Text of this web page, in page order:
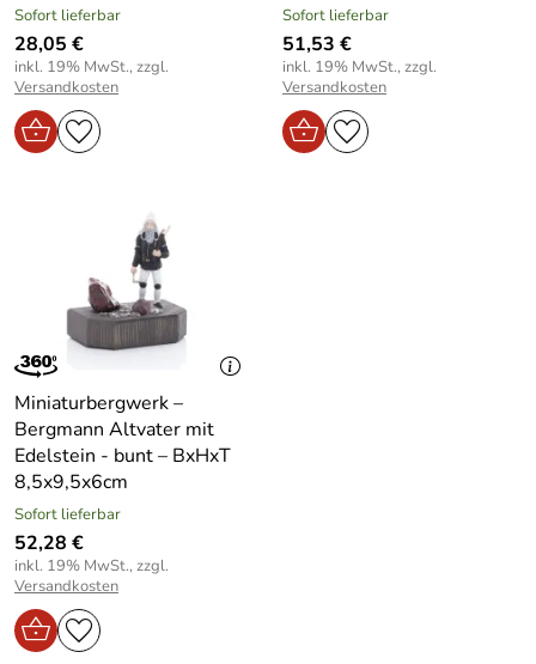
Sofort lieferbar
28,05 €
inkl. 19% MwSt., zzgl.
Versandkosten
Sofort lieferbar
51,53 €
inkl. 19% MwSt., zzgl.
Versandkosten
Miniaturbergwerk –
Bergmann Altvater mit
Edelstein - bunt – BxHxT
8,5x9,5x6cm
Sofort lieferbar
52,28 €
inkl. 19% MwSt., zzgl.
Versandkosten